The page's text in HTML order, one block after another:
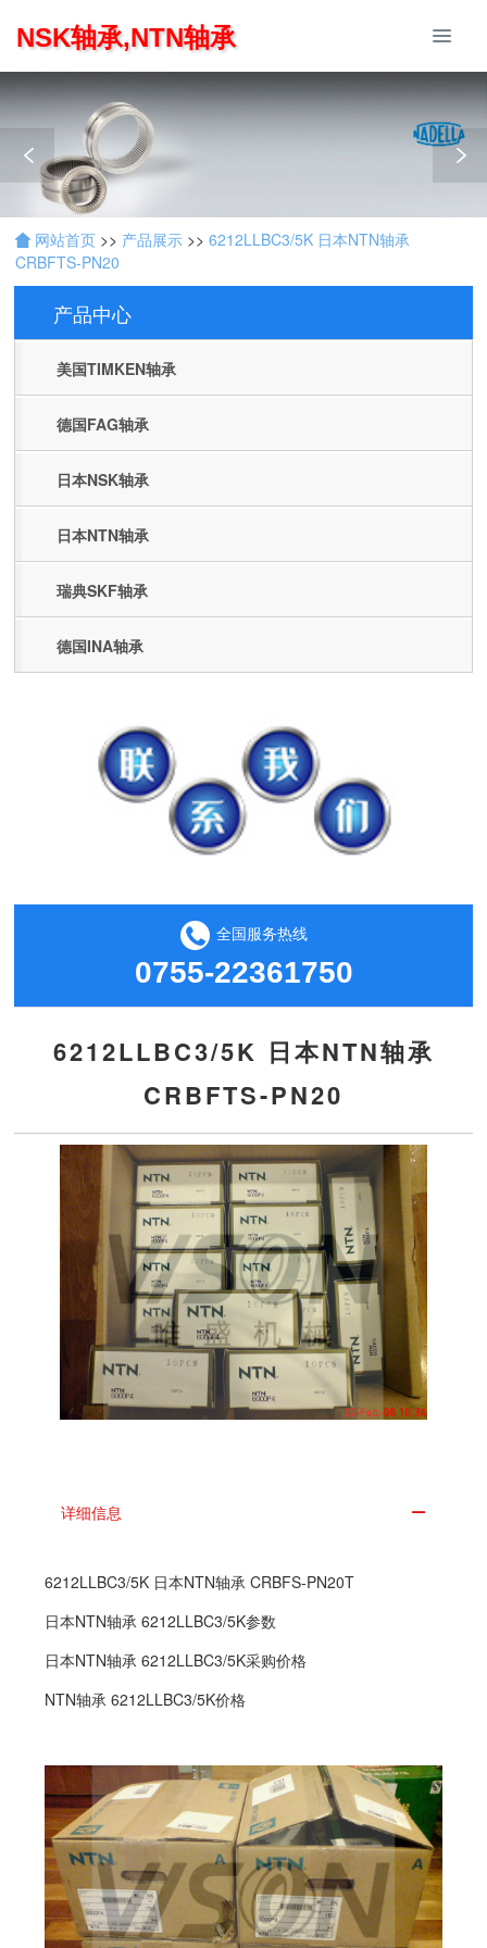
NSK轴承,NTN轴承
网站首页 >> 产品展示 >> 6212LLBC3/5K 日本NTN轴承
CRBFTS-PN20
产品中心
Products
美国TIMKEN轴承
德国FAG轴承
日本NSK轴承
日本NTN轴承
瑞典SKF轴承
德国INA轴承
全国服务热线
0755-22361750
6212LLBC3/5K 日本NTN轴承
CRBFTS-PN20
详细信息
6212LLBC3/5K 日本NTN轴承 CRBFS-PN20T
日本NTN轴承 6212LLBC3/5K参数
日本NTN轴承 6212LLBC3/5K采购价格
NTN轴承 6212LLBC3/5K价格